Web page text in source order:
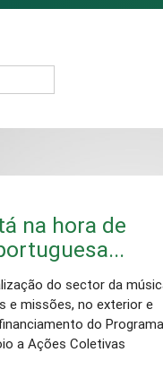
na hora de
do sector da
e missões, no exterior e
do Programa
a Ações Coletivas